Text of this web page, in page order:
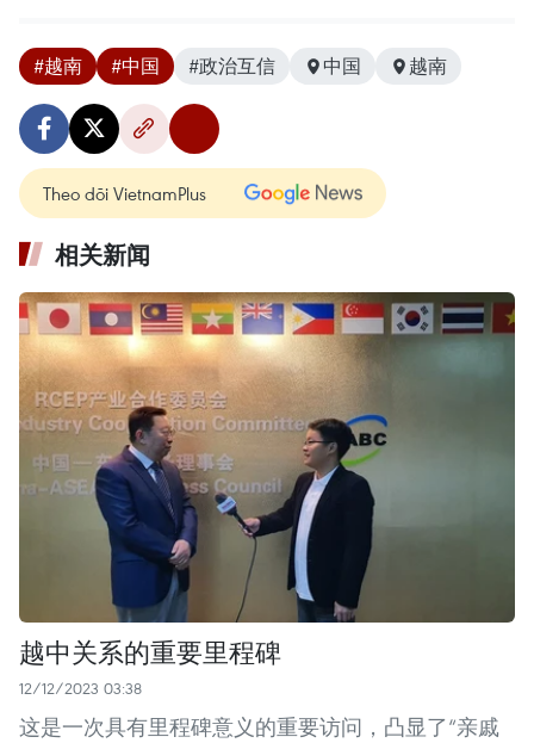
#越南 #中国 #政治互信 中国 越南
Theo dõi VietnamPlus
相关新闻
越中关系的重要里程碑
12/12/2023 03:38
这是一次具有里程碑意义的重要访问，凸显了“亲戚